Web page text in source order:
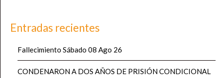
Entradas recientes
Fallecimiento Sábado 08 Ago 26
CONDENARON A DOS AÑOS DE PRISIÓN CONDICIONAL